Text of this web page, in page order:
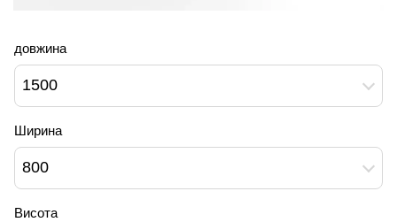
довжина
1500
Ширина
800
Висота